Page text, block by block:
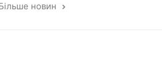
новин